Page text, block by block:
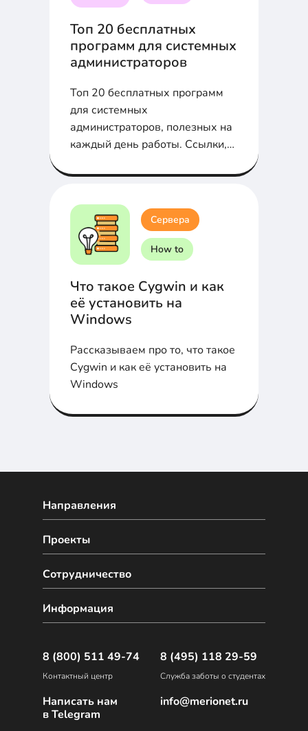
Топ 20 бесплатных
программ для системных
администраторов
Топ 20 бесплатных программ
для системных
администраторов, полезных на
каждый день работы. Ссылки,
Сервера
How to
Что такое Cygwin и как
её установить на
Windows
Рассказываем про то, что такое
Cygwin и как её установить на
Windows
Направления
Сотрудничество
Проекты
Информация
8 (800) 511 49-74
Контактный центр
Написать нам
в Telegram
8 (495) 118 29-59
Служба заботы о студентах
info@merionet.ru